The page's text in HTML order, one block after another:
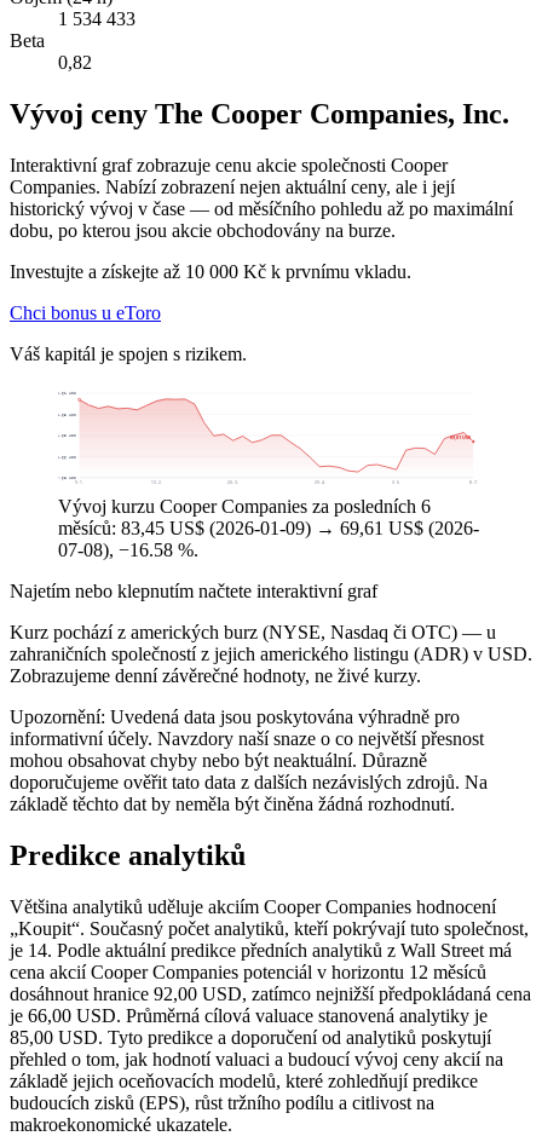
1 534 433
Beta
0,82
Vývoj ceny The Cooper Companies, Inc.
Interaktivní graf zobrazuje cenu akcie společnosti Cooper
Companies. Nabízí zobrazení nejen aktuální ceny, ale i její
historický vývoj v čase — od měsíčního pohledu až po maximální
dobu, po kterou jsou akcie obchodovány na burze.
Investujte a získejte až 10 000 Kč k prvnímu vkladu.
Chci bonus u eToro
Váš kapitál je spojen s rizikem.
57,68 US$
64,66 US$
71,65 US$
78,63 US$
85,61 US$
9. 1. 13. 2. 20. 3. 29. 4. 8. 7.
69,61 US$
Vývoj kurzu Cooper Companies za posledních 6
měsíců: 83,45 US$ (2026-01-09) → 69,61 US$ (2026-
07-08), −16.58 %.
Najetím nebo klepnutím načtete interaktivní graf
Kurz pochází z amerických burz (NYSE, Nasdaq či OTC) — u
zahraničních společností z jejich amerického listingu (ADR) v USD.
Zobrazujeme denní závěrečné hodnoty, ne živé kurzy.
Upozornění: Uvedená data jsou poskytována výhradně pro
informativní účely. Navzdory naší snaze o co největší přesnost
mohou obsahovat chyby nebo být neaktuální. Důrazně
doporučujeme ověřit tato data z dalších nezávislých zdrojů. Na
základě těchto dat by neměla být činěna žádná rozhodnutí.
Predikce analytiků
Většina analytiků uděluje akciím Cooper Companies hodnocení
„Koupit“. Současný počet analytiků, kteří pokrývají tuto společnost,
je 14. Podle aktuální predikce předních analytiků z Wall Street má
cena akcií Cooper Companies potenciál v horizontu 12 měsíců
dosáhnout hranice 92,00 USD, zatímco nejnižší předpokládaná cena
je 66,00 USD. Průměrná cílová valuace stanovená analytiky je
85,00 USD. Tyto predikce a doporučení od analytiků poskytují
přehled o tom, jak hodnotí valuaci a budoucí vývoj ceny akcií na
základě jejich oceňovacích modelů, které zohledňují predikce
budoucích zisků (EPS), růst tržního podílu a citlivost na
makroekonomické ukazatele.